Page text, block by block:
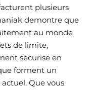
plusieurs
demontre que
au monde
de limite,
securise en
forment un
Que vous